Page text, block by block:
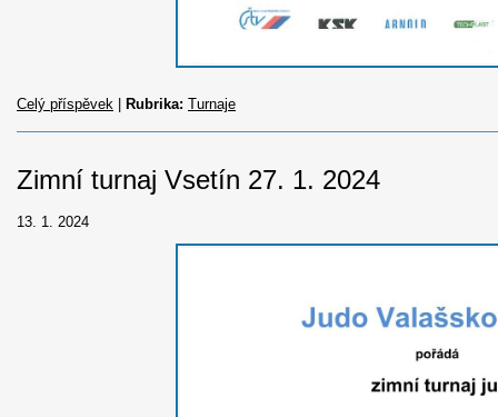
Celý příspěvek Rubrika: Turnaje
Zimní turnaj Vsetín 27. 1. 2024
13. 1. 2024